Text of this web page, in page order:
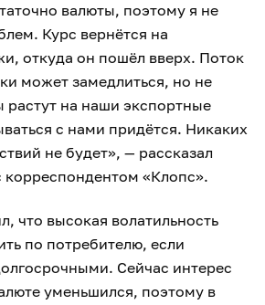
валюты, поэтому я не
Курс вернётся на
откуда он пошёл вверх. Поток
может замедлиться, но не
растут на наши экспортные
с нами придётся. Никаких
не будет», — рассказал
корреспондентом «Клопс».
что высокая волатильность
по потребителю, если
Сейчас интерес
уменьшился, поэтому в